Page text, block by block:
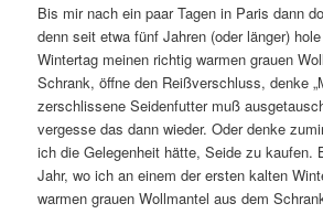
Bis mir nach ein paar Tagen in Paris dann
denn seit etwa fünf Jahren (oder länger)
Wintertag meinen richtig warmen grauen
Schrank, öffne den Reißverschluss, denke
zerschlissene Seidenfutter muß
vergesse das dann wieder. Oder denke
ich die Gelegenheit hätte, Seide zu kaufen.
Jahr, wo ich an einem der ersten kalten
warmen grauen Wollmantel aus dem